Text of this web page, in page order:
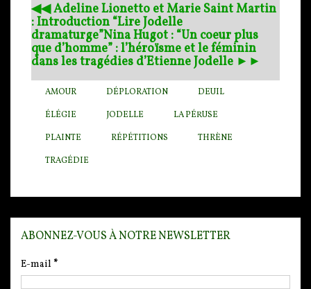
◀︎◀︎ Adeline Lionetto et Marie Saint Martin
: Introduction “Lire Jodelle
dramaturge”Nina Hugot : “Un coeur plus
que d’homme” : l’héroïsme et le féminin
dans les tragédies d’Etienne Jodelle ►►
AMOUR DÉPLORATION DEUIL
ÉLÉGIE JODELLE LA PÉRUSE
PLAINTE RÉPÉTITIONS THRÈNE
TRAGÉDIE
ABONNEZ-VOUS À NOTRE NEWSLETTER
E-mail *